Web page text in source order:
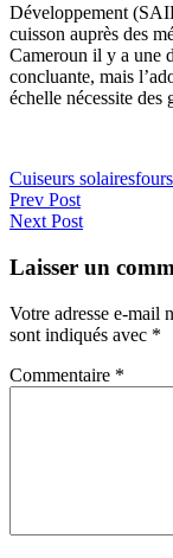
Développement
cuisson auprès des
Cameroun il y a une
concluante, mais
échelle nécessite des
Cuiseurs solaires
Navigation
de
l’article
Prev Post
Next Post
Laisser un
Votre adresse e-mail
sont indiqués avec *
Commentaire *